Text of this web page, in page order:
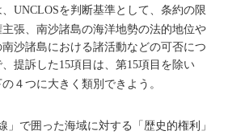
UNCLOSを判断基準として、条約の限
張、南沙諸島の海洋地勢の法的地位や
沙諸島における諸活動などの可否につ
提訴した 15項目は、第15項目を除い
４つに大きく類別できよう。
」で囲った海域に対する「歴史的権利」